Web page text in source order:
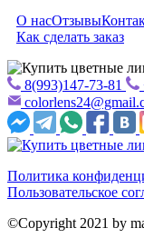
О насОтзывы
Как сделать заказ
8(993)147-73-81
Политика
Пользовательское
©Copyright 2021 by